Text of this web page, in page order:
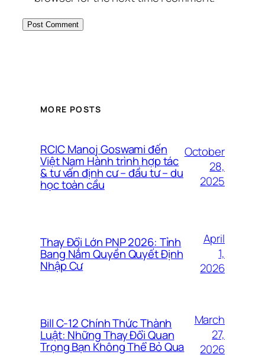
MORE POSTS
RCIC Manoj Goswami đến
Việt Nam Hành trình hợp tác
& tư vấn định cư – đầu tư – du
học toàn cầu
October
28,
2025
Thay Đổi Lớn PNP 2026: Tỉnh
Bang Nắm Quyền Quyết Định
Nhập Cư
April
1,
2026
Bill C-12 Chính Thức Thành
Luật: Những Thay Đổi Quan
Trọng Bạn Không Thể Bỏ Qua
March
27,
2026